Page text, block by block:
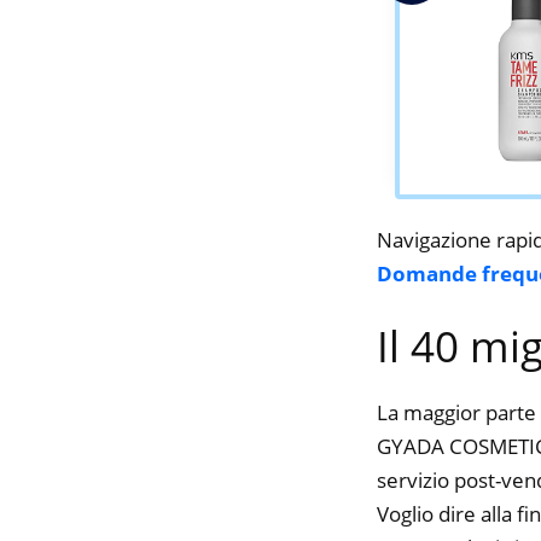
Navigazione
Domande
Il 40
La maggior
GYADA
servizio post-
Voglio dire alla